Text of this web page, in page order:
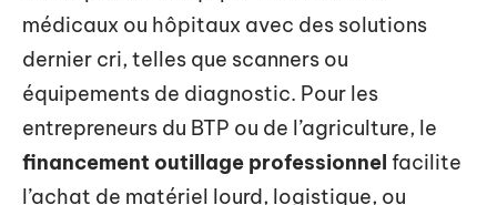
médicaux ou hôpitaux avec des solutions
dernier cri, telles que scanners ou
équipements de diagnostic. Pour les
entrepreneurs du BTP ou de l’agriculture, le
financement outillage professionnel facilite
l’achat de matériel lourd, logistique, ou